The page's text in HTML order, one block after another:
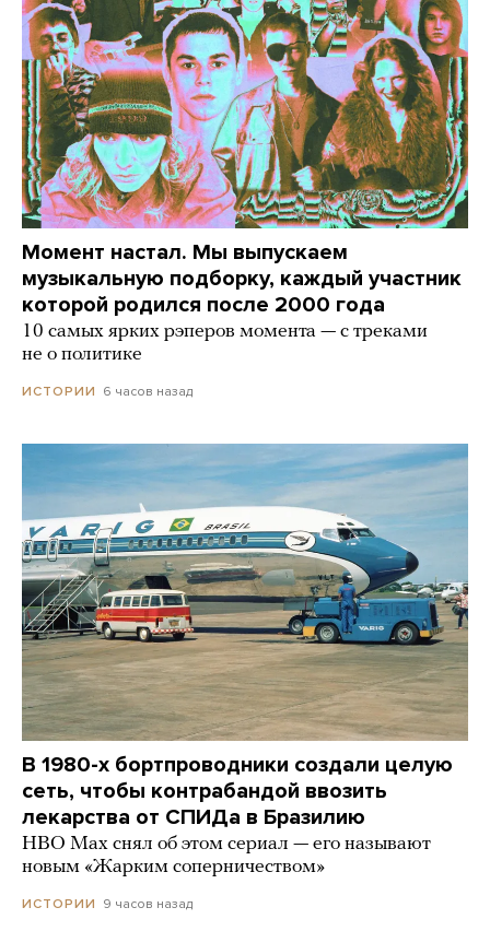
Момент настал. Мы выпускаем
музыкальную подборку, каждый участник
которой родился после 2000 года
10 самых ярких рэперов момента — с треками
не о политике
ИСТОРИИ 6 часов назад
В 1980-х бортпроводники создали целую
сеть, чтобы контрабандой ввозить
лекарства от СПИДа в Бразилию
HBO Max снял об этом сериал — его называют
новым «Жарким соперничеством»
ИСТОРИИ 9 часов назад